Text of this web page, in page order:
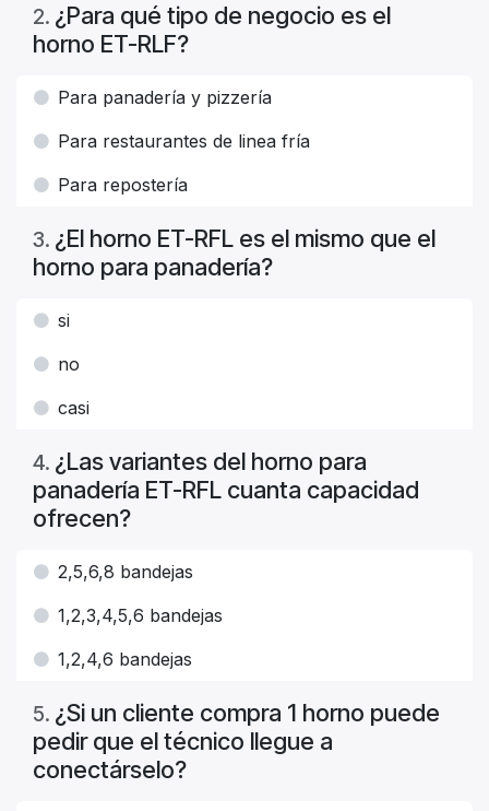
2. ¿Para qué tipo de negocio es el
horno ET-RLF?
Para panadería y pizzería
Para restaurantes de linea fría
Para repostería
3. ¿El horno ET-RFL es el mismo que el
horno para panadería?
si
no
casi
4. ¿Las variantes del horno para
panadería ET-RFL cuanta capacidad
ofrecen?
2,5,6,8 bandejas
1,2,3,4,5,6 bandejas
1,2,4,6 bandejas
5. ¿Si un cliente compra 1 horno puede
pedir que el técnico llegue a
conectárselo?